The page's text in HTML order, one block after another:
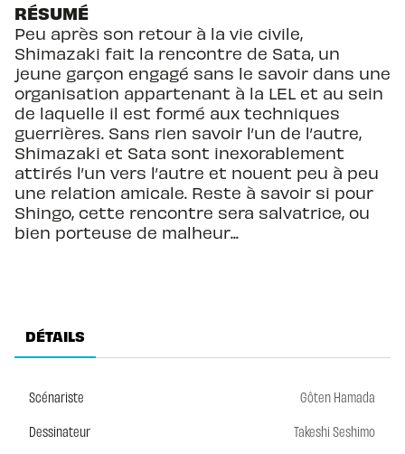
RÉSUMÉ
Peu après son retour à la vie civile,
Shimazaki fait la rencontre de Sata, un
jeune garçon engagé sans le savoir dans une
organisation appartenant à la LEL et au sein
de laquelle il est formé aux techniques
guerrières. Sans rien savoir l’un de l’autre,
Shimazaki et Sata sont inexorablement
attirés l’un vers l’autre et nouent peu à peu
une relation amicale. Reste à savoir si pour
Shingo, cette rencontre sera salvatrice, ou
bien porteuse de malheur...
DÉTAILS
Scénariste
Gôten Hamada
Dessinateur
Takeshi Seshimo